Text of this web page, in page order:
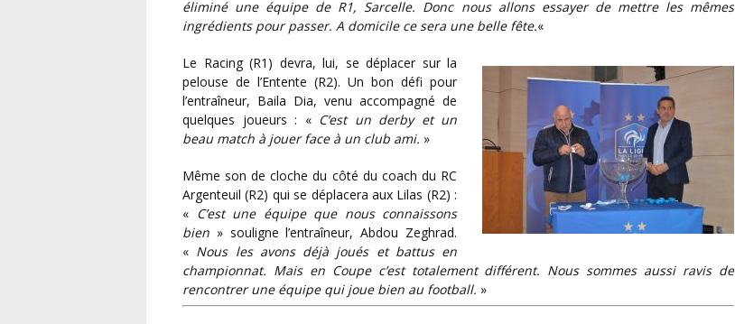
éliminé une équipe de R1, Sarcelle. Donc nous allons essayer de mettre les mêmes
ingrédients pour passer. A domicile ce sera une belle fête.«
Le Racing (R1) devra, lui, se déplacer sur la
pelouse de l’Entente (R2). Un bon défi pour
l’entraîneur, Baila Dia, venu accompagné de
quelques joueurs : « C’est un derby et un
beau match à jouer face à un club ami. »
Même son de cloche du côté du coach du RC
Argenteuil (R2) qui se déplacera aux Lilas (R2) :
« C’est une équipe que nous connaissons
bien » souligne l’entraîneur, Abdou Zeghrad.
« Nous les avons déjà joués et battus en
championnat. Mais en Coupe c’est totalement différent. Nous sommes aussi ravis de
rencontrer une équipe qui joue bien au football. »